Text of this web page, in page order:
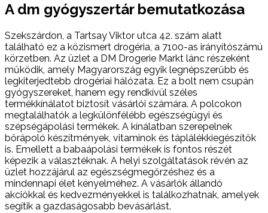
A dm gyógyszertár bemutatkozása
Szekszárdon, a Tartsay Viktor utca 42. szám alatt
található ez a közismert drogéria, a 7100-as irányítószámú
körzetben. Az üzlet a DM Drogerie Markt lánc részeként
működik, amely Magyarország egyik legnépszerűbb és
legkiterjedtebb drogériai hálózata. Ez a bolt nem csupán
gyógyszereket, hanem egy rendkívül széles
termékkínálatot biztosít vásárlói számára. A polcokon
megtalálhatók a legkülönfélébb egészségügyi és
szépségápolási termékek. A kínálatban szerepelnek
bőrápoló készítmények, vitaminok és táplálékkiegészítők
is. Emellett a babaápolási termékek is fontos részét
képezik a választéknak. A helyi szolgáltatások révén az
üzlet hozzájárul az egészségmegőrzéshez és a
mindennapi élet kényelméhez. A vásárlók állandó
akciókkal és kedvezményekkel is találkozhatnak, amelyek
segítik a gazdaságosabb bevásárlást.